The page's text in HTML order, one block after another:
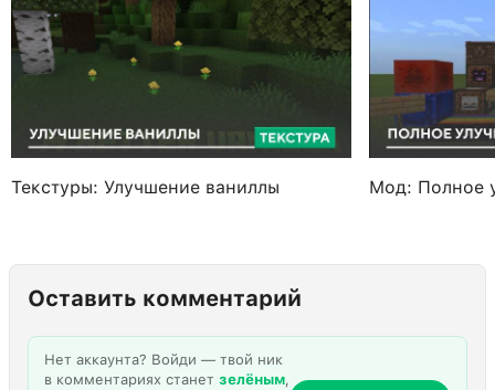
Текстуры: Улучшение ваниллы Мод: Полное
Оставить комментарий
Нет аккаунта? Войди — твой ник
в комментариях станет зелёным,